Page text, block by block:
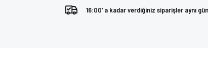
16:00’ a kadar verdiğiniz siparişler aynı